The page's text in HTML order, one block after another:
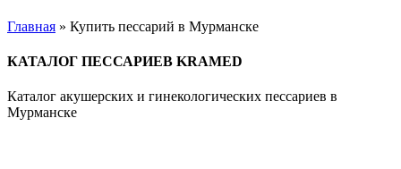
Главная » Купить пессарий в Мурманске
КАТАЛОГ ПЕССАРИЕВ KRAMED
Каталог акушерских и гинекологических пессариев в
Мурманске